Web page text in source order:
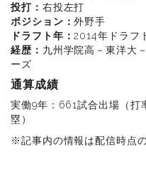
投打： 右投左打
ポジション：外野手
ドラフト年：2014年ドラフ
経歴： 九州学院高－東洋大
ーズ
通算成績
実働9年：661試合出場（
塁）
※記事内の情報は配信時点